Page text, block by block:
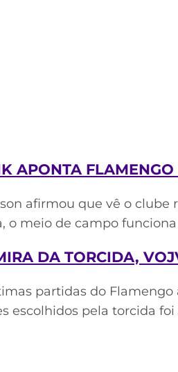
APONTA
afirmou que vê o clube
o meio de campo
DA TORCIDA,
partidas do
escolhidos pela torcida